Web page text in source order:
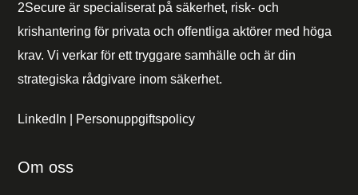
2Secure är specialiserat på säkerhet, risk- och
krishantering för privata och offentliga aktörer med höga
krav. Vi verkar för ett tryggare samhälle och är din
strategiska rådgivare inom säkerhet.
LinkedIn Personuppgiftspolicy
Om oss